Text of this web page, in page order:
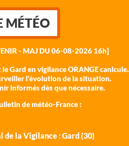
MÉTÉO
- MAJ DU 06-08-2026 16h]
Gard en vigilance ORANGE canicule.
l'évolution de la situation.
informés dès que nécessaire.
de météo-France :
la Vigilance : Gard (30)